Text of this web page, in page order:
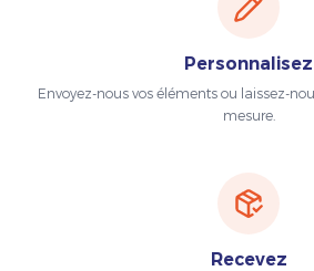
Personnalisez
Envoyez-nous vos éléments ou laissez-
mesure.
Recevez